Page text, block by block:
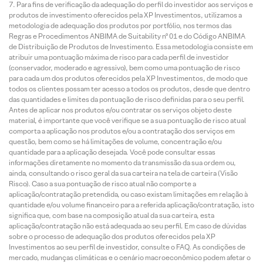
Para fins de verificação da adequação do perfil do investidor aos serviços e
produtos de investimento oferecidos pela XP Investimentos, utilizamos a
metodologia de adequação dos produtos por portfólio, nos termos das
Regras e Procedimentos ANBIMA de Suitability nº 01 e do Código ANBIMA
de Distribuição de Produtos de Investimento. Essa metodologia consiste em
atribuir uma pontuação máxima de risco para cada perfil de investidor
(conservador, moderado e agressivo), bem como uma pontuação de risco
para cada um dos produtos oferecidos pela XP Investimentos, de modo que
todos os clientes possam ter acesso a todos os produtos, desde que dentro
das quantidades e limites da pontuação de risco definidas para o seu perfil.
Antes de aplicar nos produtos e/ou contratar os serviços objeto deste
material, é importante que você verifique se a sua pontuação de risco atual
comporta a aplicação nos produtos e/ou a contratação dos serviços em
questão, bem como se há limitações de volume, concentração e/ou
quantidade para a aplicação desejada. Você pode consultar essas
informações diretamente no momento da transmissão da sua ordem ou,
ainda, consultando o risco geral da sua carteira na tela de carteira (Visão
Risco). Caso a sua pontuação de risco atual não comporte a
aplicação/contratação pretendida, ou caso existam limitações em relação à
quantidade e/ou volume financeiro para a referida aplicação/contratação, isto
significa que, com base na composição atual da sua carteira, esta
aplicação/contratação não está adequada ao seu perfil. Em caso de dúvidas
sobre o processo de adequação dos produtos oferecidos pela XP
Investimentos ao seu perfil de investidor, consulte o FAQ. As condições de
mercado, mudanças climáticas e o cenário macroeconômico podem afetar o